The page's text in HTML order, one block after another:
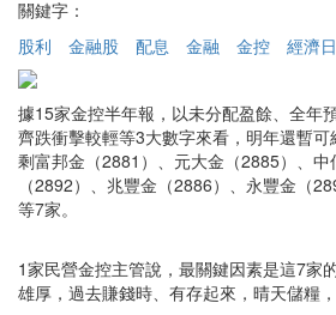
關鍵字：
股利
金融股 配息 金融 金控 經濟
據15家金控半年報，以未分配盈餘、全年
齊跌衝擊較輕等3大數字來看，明年還暫
剩富邦金（2881）、元大金（2885）、
（2892）、兆豐金（2886）、永豐金（
等7家。
1家民營金控主管說，最關鍵因素是這7家
雄厚，過去賺錢時、有存起來，晴天儲糧